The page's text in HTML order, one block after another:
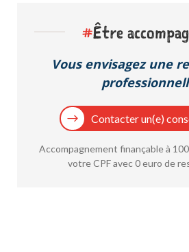
#Être
Vous envisagez une
Contacter un(e)
Accompagnement finançable à
votre CPF avec 0 euro de